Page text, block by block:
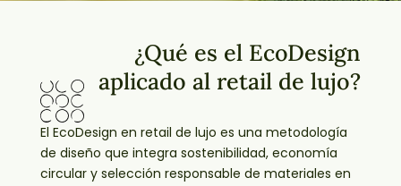
¿Qué es el EcoDesign
aplicado al retail de lujo?
El EcoDesign en retail de lujo es una metodología
de diseño que integra sostenibilidad, economía
circular y selección responsable de materiales en